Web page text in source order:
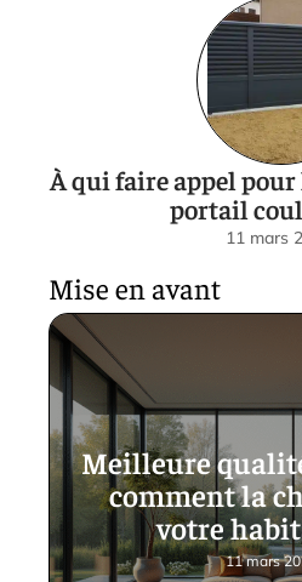
À qui faire appel
portail
11 mars
Mise en avant
Meilleure
comment la
votre
11 mars